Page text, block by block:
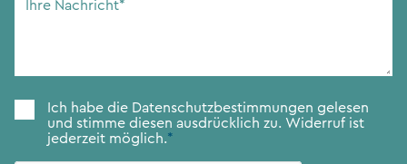
Zustimmung*
Ich habe die Datenschutzbestimmungen gelesen
und stimme diesen ausdrücklich zu. Widerruf ist
jederzeit möglich.*